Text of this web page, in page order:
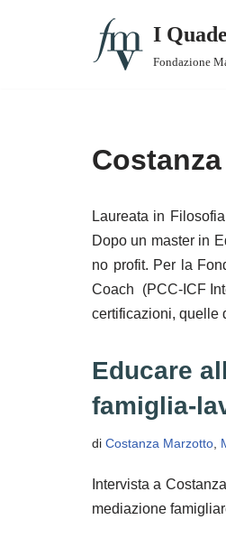
I
Fondazione
3. Supplemento –
4. Madri che
5. Tempi di vita e
7. Anziani, nonni
8. Tecnologie
10. Lavoro,
Laureata in
Dopo un master in
no profit. Per la
Coach (PCC-ICF
certificazioni, quelle
Educare
famiglia-
di Costanza Marzotto
Intervista a
mediazione